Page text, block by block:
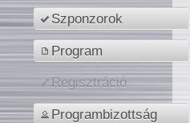
Szponzorok
Program
Regisztráció
Programbizottság